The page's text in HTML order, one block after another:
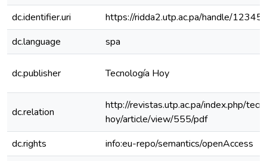
dc.identifier.uri
https://ridda2.utp.ac.pa/handle/
dc.language
spa
dc.publisher Tecnología Hoy
dc.relation
http://revistas.utp.ac.pa/index.php/
hoy/article/view/555/pdf
dc.rights
info:eu-repo/semantics/openAccess